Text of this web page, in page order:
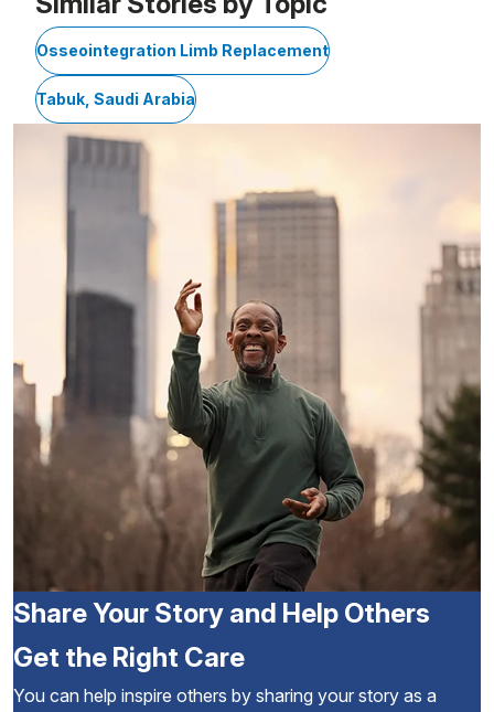
Osseointegration Limb Replacement
Tabuk, Saudi Arabia
Share Your Story and Help Others
Get the Right Care
You can help inspire others by sharing your story as a